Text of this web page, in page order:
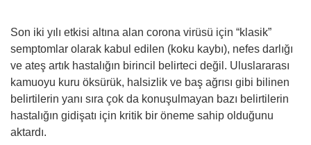
Son iki yılı etkisi altına alan corona virüsü için “klasik”
semptomlar olarak kabul edilen (koku kaybı), nefes darlığı
ve ateş artık hastalığın birincil belirteci değil. Uluslararası
kamuoyu kuru öksürük, halsizlik ve baş ağrısı gibi bilinen
belirtilerin yanı sıra çok da konuşulmayan bazı belirtilerin
hastalığın gidişatı için kritik bir öneme sahip olduğunu
aktardı.